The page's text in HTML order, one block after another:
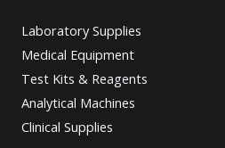
Laboratory Supplies
Medical Equipment
Test Kits & Reagents
Analytical Machines
Clinical Supplies